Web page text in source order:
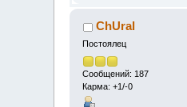
ChUral
Постоялец
Сообщений: 187
Карма: +1/-0